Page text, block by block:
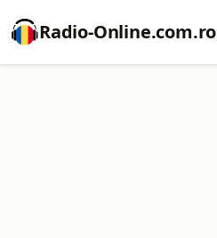
Radio-Online.com.ro